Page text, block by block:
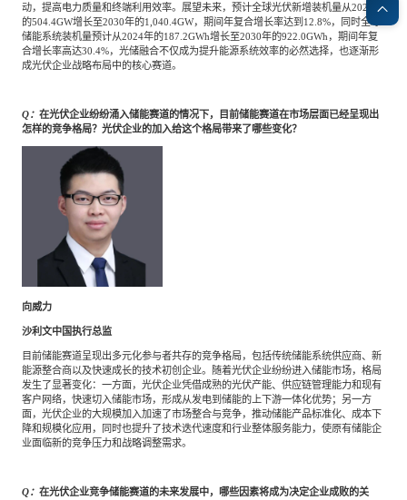
动，提高电力质量和终端利用效率。展望未来，预计全球光伏新增装机量从2024年
的504.4GW增长至2030年的1,040.4GW，期间年复合增长率达到12.8%，同时全球
储能系统装机量预计从2024年的187.2GWh增长至2030年的922.0GWh，期间年复
合增长率高达30.4%，光储融合不仅成为提升能源系统效率的必然选择，也逐渐形
成光伏企业战略布局中的核心赛道。
Q： 在光伏企业纷纷涌入储能赛道的情况下，目前储能赛道在市场层面已经呈现出
怎样的竞争格局？光伏企业的加入给这个格局带来了哪些变化？
向威力
沙利文中国执行总监
目前储能赛道呈现出多元化参与者共存的竞争格局，包括传统储能系统供应商、新
能源整合商以及快速成长的技术初创企业。随着光伏企业纷纷进入储能市场，格局
发生了显著变化：一方面，光伏企业凭借成熟的光伏产能、供应链管理能力和现有
客户网络，快速切入储能市场，形成从发电到储能的上下游一体化优势；另一方
面，光伏企业的大规模加入加速了市场整合与竞争，推动储能产品标准化、成本下
降和规模化应用，同时也提升了技术迭代速度和行业整体服务能力，使原有储能企
业面临新的竞争压力和战略调整需求。
Q： 在光伏企业竞争储能赛道的未来发展中，哪些因素将成为决定企业成败的关